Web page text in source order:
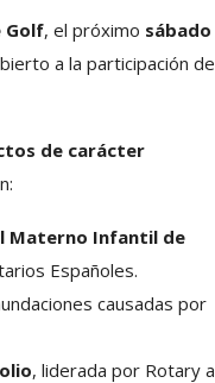
Golf, el próximo sábado
a la participación de
de carácter
Materno Infantil de
Españoles.
causadas por
, liderada por Rotary a